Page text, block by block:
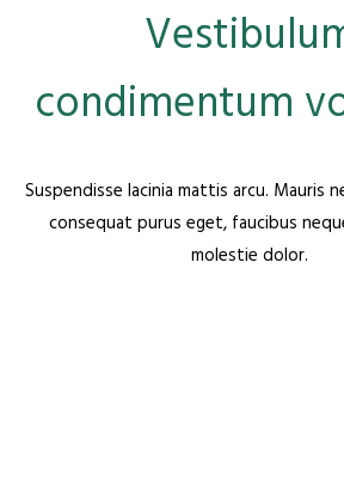
condimentum
Suspendisse lacinia mattis arcu. Mauris
consequat purus eget, faucibus
molestie dolor.